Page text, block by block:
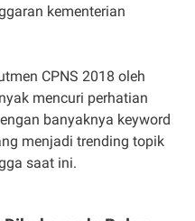
kementerian
CPNS 2018 oleh
mencuri perhatian
banyaknya keyword
menjadi trending topik
saat ini.